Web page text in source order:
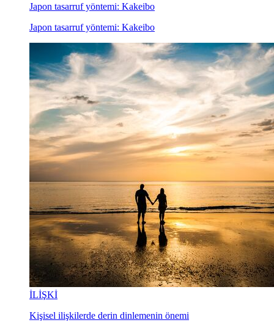
Japon tasarruf yöntemi: Kakeibo
Japon tasarruf yöntemi: Kakeibo
İLİŞKİ
Kişisel ilişkilerde derin dinlemenin önemi